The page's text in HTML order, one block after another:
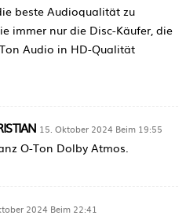
beste Audioqualität zu
immer nur die Disc-Käufer, die
Audio in HD-Qualität
15. Oktober 2024 Beim 19:55
O-Ton Dolby Atmos.
2024 Beim 22:41